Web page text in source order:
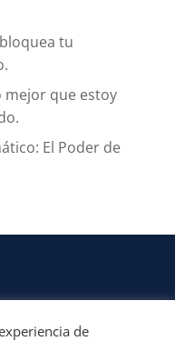
tu
mejor que estoy
El Poder de
de